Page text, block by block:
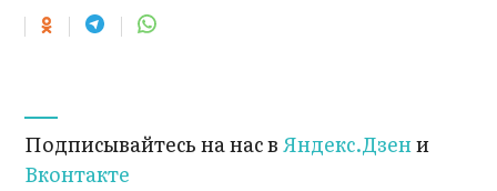
Подписывайтесь на нас вЯндекс.Дзени
Вконтакте